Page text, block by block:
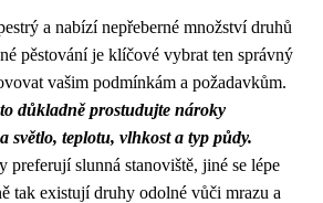
a nabízí nepřeberné množství druhů
pěstování je klíčové vybrat ten správný
vašim podmínkám a požadavkům.
důkladně prostudujte nároky
světlo, teplotu, vlhkost a typ půdy.
preferují slunná stanoviště, jiné se lépe
tak existují druhy odolné vůči mrazu a